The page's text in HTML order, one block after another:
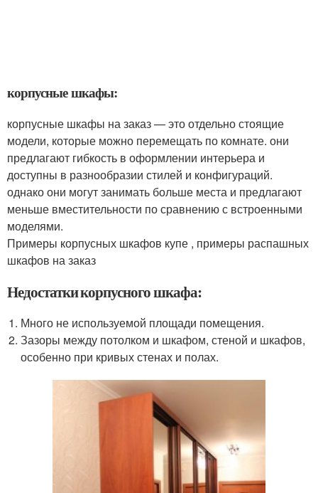
корпусные шкафы:
корпусные шкафы на заказ — это отдельно стоящие
модели, которые можно перемещать по комнате. они
предлагают гибкость в оформлении интерьера и
доступны в разнообразии стилей и конфигураций.
однако они могут занимать больше места и предлагают
меньше вместительности по сравнению с встроенными
моделями.
Примеры корпусных шкафов купе , примеры распашных
шкафов на заказ
Недостатки корпусного шкафа:
Много не используемой площади помещения.
Зазоры между потолком и шкафом, стеной и шкафов,
особенно при кривых стенах и полах.